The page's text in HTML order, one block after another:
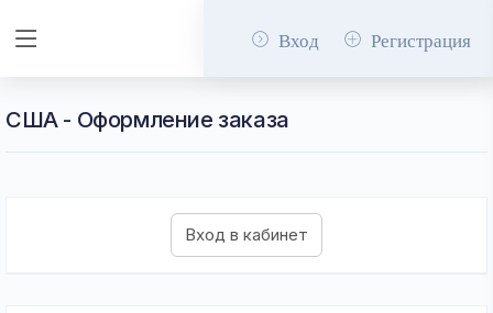
Вход Регистрация
США - Оформление заказа